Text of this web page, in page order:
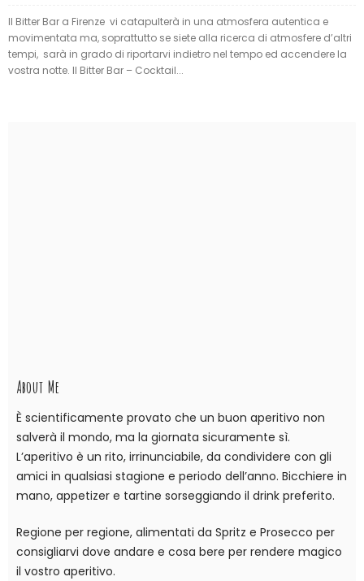
Il Bitter Bar a Firenze vi catapulterà in una atmosfera autentica e
movimentata ma, soprattutto se siete alla ricerca di atmosfere d’altri
tempi, sarà in grado di riportarvi indietro nel tempo ed accendere la
vostra notte. Il Bitter Bar – Cocktail...
About Me
È scientificamente provato che un buon aperitivo non
salverà il mondo, ma la giornata sicuramente sì.
L’aperitivo è un rito, irrinunciabile, da condividere con gli
amici in qualsiasi stagione e periodo dell’anno. Bicchiere in
mano, appetizer e tartine sorseggiando il drink preferito.
Regione per regione, alimentati da Spritz e Prosecco per
consigliarvi dove andare e cosa bere per rendere magico
il vostro aperitivo.